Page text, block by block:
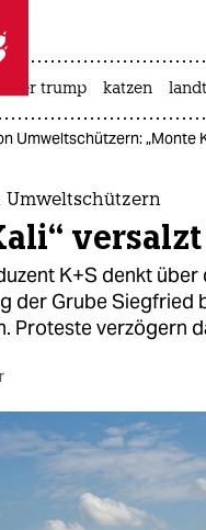
taz zahl ich
taz zahl ich
unter trump katzen
Umweltschützern: „Monte
K+S denkt über
der Grube Siegfried
Proteste verzögern